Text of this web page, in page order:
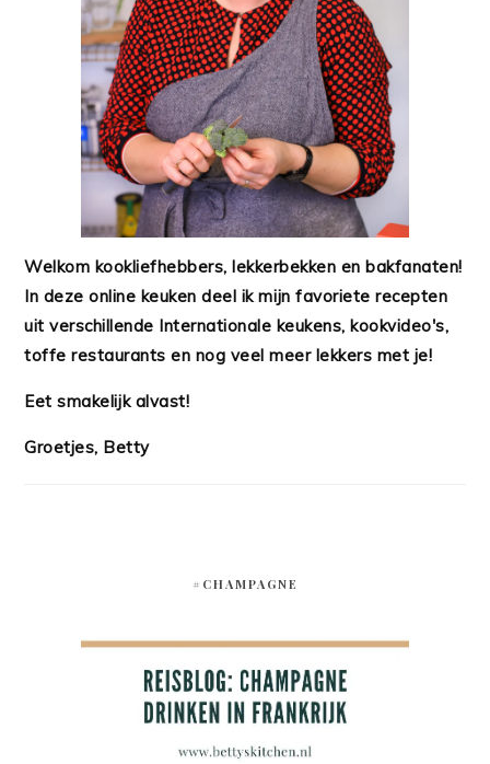
Welkom kookliefhebbers, lekkerbekken en bakfanaten!
In deze online keuken deel ik mijn favoriete recepten
uit verschillende Internationale keukens, kookvideo's,
toffe restaurants en nog veel meer lekkers met je!
Eet smakelijk alvast!
Groetjes, Betty
#CHAMPAGNE